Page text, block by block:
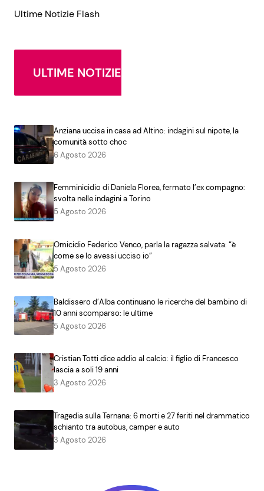
Ultime Notizie Flash
ULTIME NOTIZIE
Anziana uccisa in casa ad Altino: indagini sul nipote, la
comunità sotto choc
6 Agosto 2026
Femminicidio di Daniela Florea, fermato l’ex compagno:
svolta nelle indagini a Torino
5 Agosto 2026
Omicidio Federico Venco, parla la ragazza salvata: “è
come se lo avessi ucciso io”
5 Agosto 2026
Baldissero d’Alba continuano le ricerche del bambino di
10 anni scomparso: le ultime
5 Agosto 2026
Cristian Totti dice addio al calcio: il figlio di Francesco
lascia a soli 19 anni
3 Agosto 2026
Tragedia sulla Ternana: 6 morti e 27 feriti nel drammatico
schianto tra autobus, camper e auto
3 Agosto 2026